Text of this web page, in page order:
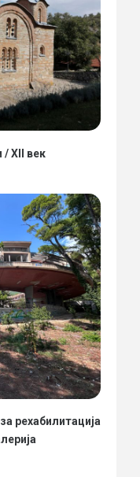
/ XII век
рехабилитација